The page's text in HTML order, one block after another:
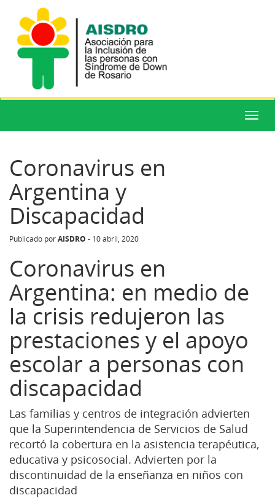
Menú
Coronavirus en
Argentina y
Discapacidad
Publicado por AISDRO - 10 abril, 2020
Coronavirus en
Argentina: en medio de
la crisis redujeron las
prestaciones y el apoyo
escolar a personas con
discapacidad
Las familias y centros de integración advierten
que la Superintendencia de Servicios de Salud
recortó la cobertura en la asistencia terapéutica,
educativa y psicosocial. Advierten por la
discontinuidad de la enseñanza en niños con
discapacidad